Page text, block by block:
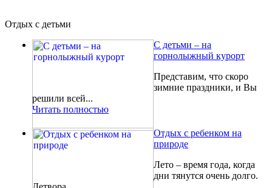
Отдых с детьми
С детьми – на
горнолыжный курорт
Представим, что скоро
зимние праздники, и Вы
решили всей...
Читать полностью
Отдых с ребенком на
природе
Лето – время года, когда
дни тянутся очень долго.